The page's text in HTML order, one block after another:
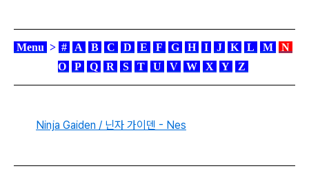
Menu > # A B C D E F G H I J K L M
N
O
P Q R S T U V W X Y Z
Ninja Gaiden / 닌자 가이덴 - Nes